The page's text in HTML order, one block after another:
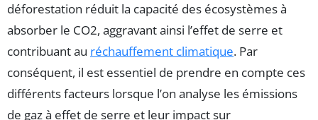
déforestation réduit la capacité des écosystèmes à
absorber le CO2, aggravant ainsi l’effet de serre et
contribuant au réchauffement climatique. Par
conséquent, il est essentiel de prendre en compte ces
différents facteurs lorsque l’on analyse les émissions
de gaz à effet de serre et leur impact sur